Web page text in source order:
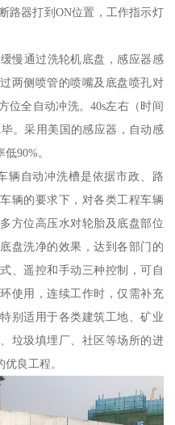
路器打到ON位置，工作指示灯
慢通过洗轮机底盘，感应器感
两侧喷管的喷嘴及底盘喷孔对
位全自动冲洗。40s左右（时间
。采用美国的感应器，自动感
90%。
辆自动冲洗槽是依据市政、路
辆的要求下，对各类工程车辆
方位高压水对轮胎及底盘部位
盘洗净的效果，达到各部门的
、遥控和手动三种控制，可自
使用，连续工作时，仅需补充
别适用于各类建筑工地、矿业
垃圾填埋厂、社区等场所的进
良工程。